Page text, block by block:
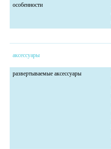
особенности
аксессуары
развертываемые аксессуары